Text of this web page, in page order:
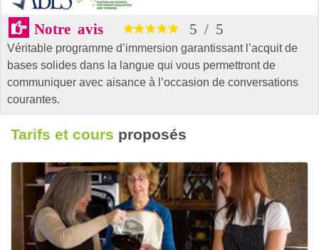
Notre avis 5 / 5
Véritable programme d’immersion garantissant l’acquit de
bases solides dans la langue qui vous permettront de
communiquer avec aisance à l’occasion de conversations
courantes.
Tarifs et cours proposés